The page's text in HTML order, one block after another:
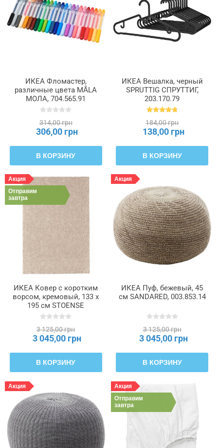
ИКЕА Фломастер,
различные цвета MÅLA
МОЛА, 704.565.91
314,00 грн
306,00 грн
В КОРЗИНУ
ИКЕА Вешалка, черный
SPRUTTIG СПРУТТИГ,
203.170.79
184,00 грн
138,00 грн
В КОРЗИНУ
Акция
Отправим
завтра
ИКЕА Ковер с коротким
ворсом, кремовый, 133 x
195 см STOENSE
СТОЭНСЕ, 104.255.26
3 125,00 грн
3 045,00 грн
В КОРЗИНУ
Акция
ИКЕА Пуф, бежевый, 45
см SANDARED, 003.853.14
3 125,00 грн
3 045,00 грн
В КОРЗИНУ
Акция
Акция
Отправим
завтра